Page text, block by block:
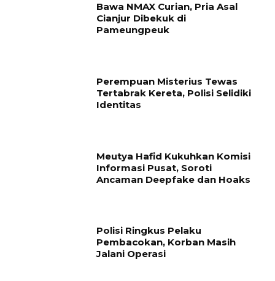
Bawa NMAX Curian, Pria Asal
Cianjur Dibekuk di
Pameungpeuk
Perempuan Misterius Tewas
Tertabrak Kereta, Polisi Selidiki
Identitas
Meutya Hafid Kukuhkan Komisi
Informasi Pusat, Soroti
Ancaman Deepfake dan Hoaks
Polisi Ringkus Pelaku
Pembacokan, Korban Masih
Jalani Operasi